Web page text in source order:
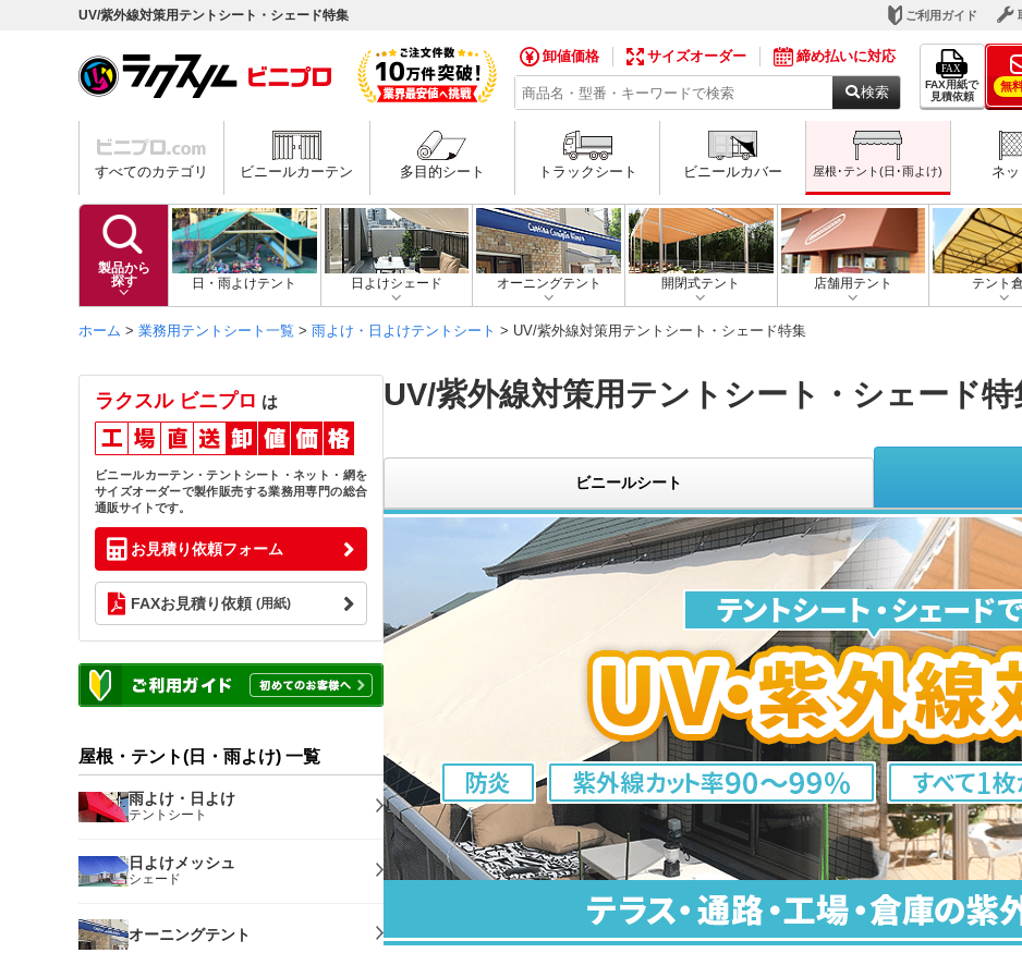
UV/紫外線対策用テントシート・シェード特集 ご利用ガイド
卸値価格 サイズオーダー 締め払いに対応
検索
FAX用紙で
見積依頼
無
すべてのカテゴリ ビニールカーテン 多目的シート トラックシート ビニールカバー 屋根･テント(日･雨よけ) ネ
製品から
探す
日・雨よけテント 日よけシェード オーニングテント 開閉式テント 店舗用テント テント
ホーム > 業務用テントシート一覧 > 雨よけ・日よけテントシート > UV/紫外線対策用テントシート・シェード特集
UV/紫外線対策用テントシート・シェード特
ビニールシート
ラクスル ビニプロ は
ビニールカーテン・テントシート・ネット・網を
サイズオーダーで製作販売する業務用専門の総合
通販サイトです。
お見積り依頼フォーム
FAXお見積り依頼 (用紙)
屋根・テント(日・雨よけ) 一覧
雨よけ・日よけ
テントシート
日よけメッシュ
シェード
オーニングテント